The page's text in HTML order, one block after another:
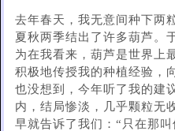
去年春天，我无意间种下两
夏秋两季结出了许多葫芦。
为在我看来，葫芦是世界上
积极地传授我的种植经验，
也没想到，今年听了我的建
内，结局惨淡，几乎颗粒无
早就告诉了我们：“只在那